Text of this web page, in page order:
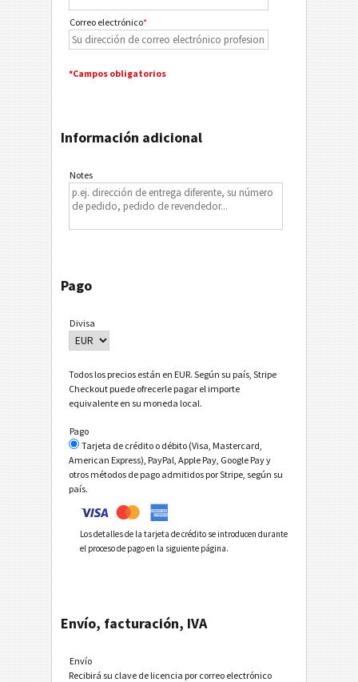
Correo electrónico*
*Campos obligatorios
Información adicional
Notes
Pago
Divisa
Todos los precios están en EUR. Según su país, Stripe
Checkout puede ofrecerle pagar el importe
equivalente en su moneda local.
Pago
Tarjeta de crédito o débito (Visa, Mastercard,
American Express), PayPal, Apple Pay, Google Pay y
otros métodos de pago admitidos por Stripe, según su
país.
Los detalles de la tarjeta de crédito se introducen durante
el proceso de pago en la siguiente página.
Envío, facturación, IVA
Envío
Recibirá su clave de licencia por correo electrónico